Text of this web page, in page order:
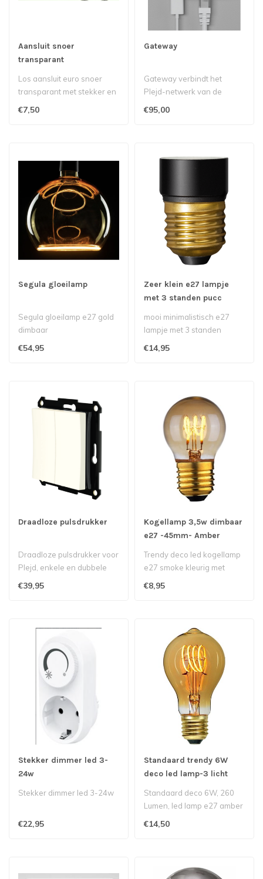
Aansluit snoer
transparant
Los aansluit euro snoer
transparant met stekker en
schakelaar..
€7,50
Gateway
Gateway verbindt het
Plejd-netwerk van de
gebruiker met internet,
€95,00
Segula gloeilamp
Segula gloeilamp e27 gold
dimbaar
€54,95
Zeer klein e27 lampje
met 3 standen pucc
mooi minimalistisch e27
lampje met 3 standen
€14,95
Draadloze pulsdrukker
Draadloze pulsdrukker voor
Plejd, enkele en dubbele
wipschakelaar..
€39,95
Kogellamp 3,5w dimbaar
e27 -45mm- Amber
Trendy deco led kogellamp
e27 smoke kleurig met
goudkleurige spiraal voor
€8,95
Stekker dimmer led 3-
24w
Stekker dimmer led 3-24w
€22,95
Standaard trendy 6W
deco led lamp-3 licht
Standaard deco 6W, 260
Lumen, led lamp e27 amber
€14,50